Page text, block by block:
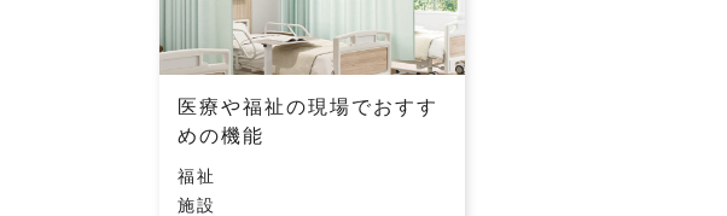
医療や福祉の現場でおすす
めの機能
福祉
施設